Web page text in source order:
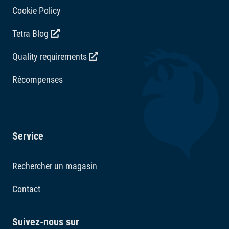
Cookie Policy
Tetra Blog
Quality requirements
Récompenses
Service
Rechercher un magasin
Contact
Suivez-nous sur